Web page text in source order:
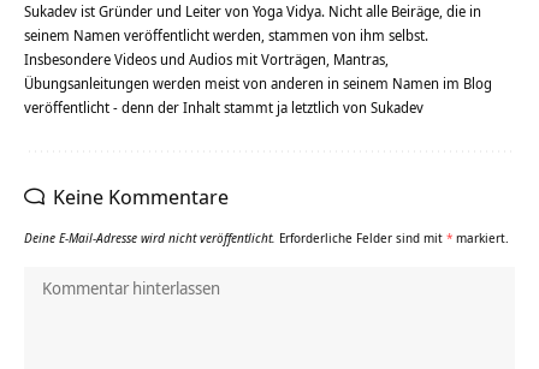
Sukadev ist Gründer und Leiter von Yoga Vidya. Nicht alle Beiräge, die in
seinem Namen veröffentlicht werden, stammen von ihm selbst.
Insbesondere Videos und Audios mit Vorträgen, Mantras,
Übungsanleitungen werden meist von anderen in seinem Namen im Blog
veröffentlicht - denn der Inhalt stammt ja letztlich von Sukadev
Keine Kommentare
Deine E-Mail-Adresse wird nicht veröffentlicht. Erforderliche Felder sind mit * markiert.